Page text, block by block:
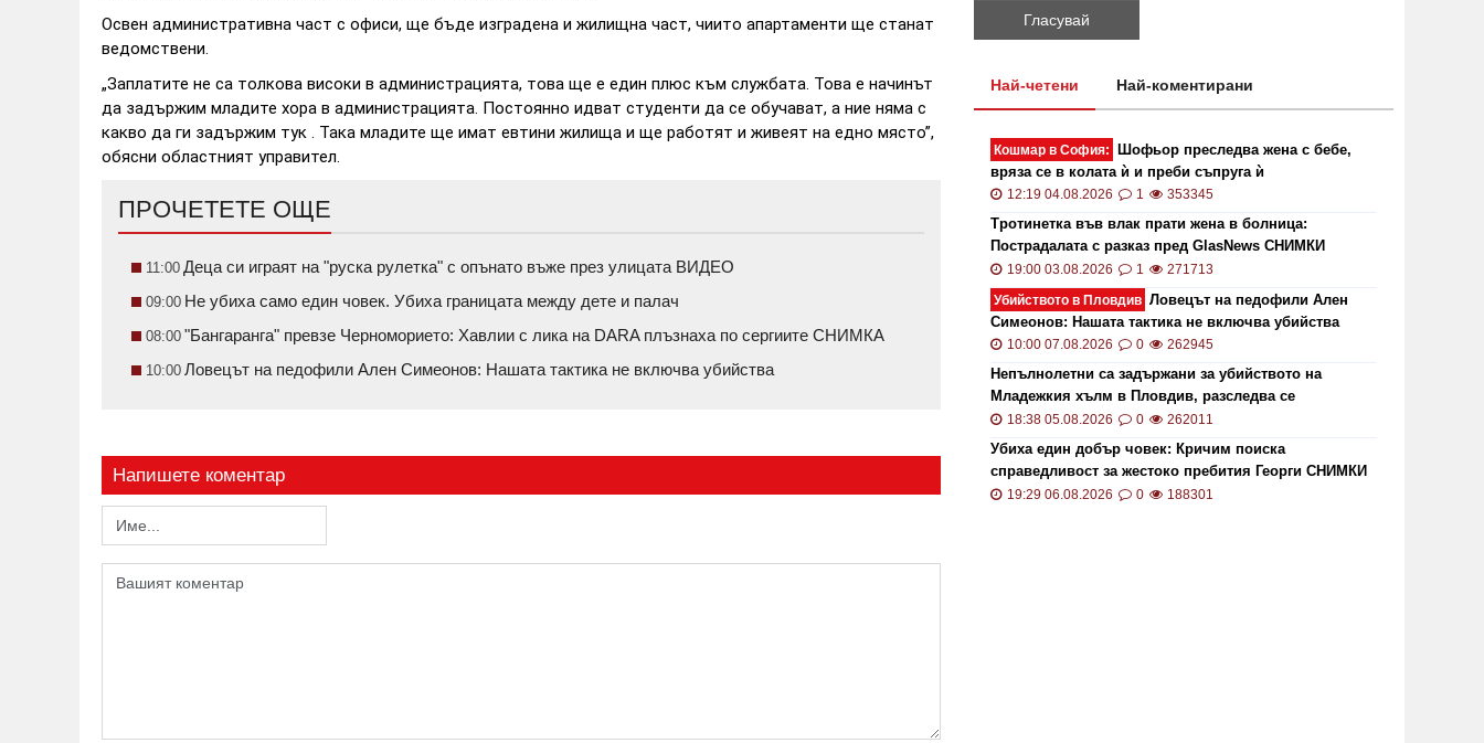
Освен административна част с офиси, ще бъде изградена и жилищна част, чиито апартаменти ще станат
ведомствени.
„Заплатите не са толкова високи в администрацията, това ще е един плюс към службата. Това е начинът
да задържим младите хора в администрацията. Постоянно идват студенти да се обучават, а ние няма с
какво да ги задържим тук . Така младите ще имат евтини жилища и ще работят и живеят на едно място”,
обясни областният управител.
ПРОЧЕТЕТЕ ОЩЕ
11:00 Деца си играят на "руска рулетка" с опънато въже през улицата ВИДЕО
09:00 Не убиха само един човек. Убиха границата между дете и палач
08:00 "Бангаранга" превзе Черноморието: Хавлии с лика на DARA плъзнаха по сергиите СНИМКА
10:00 Ловецът на педофили Ален Симеонов: Нашата тактика не включва убийства
Напишете коментар
Най-четени Най-коментирани
Кошмар в София:
Шофьор преследва жена с бебе,
вряза се в колата ѝ и преби съпруга ѝ
12:19 04.08.2026 1 353345
Тротинетка във влак прати жена в болница:
Пострадалата с разказ пред GlasNews СНИМКИ
19:00 03.08.2026 1
271713
Убийството в Пловдив Ловецът на педофили Ален
Симеонов: Нашата тактика не включва убийства
10:00 07.08.2026 0 262945
Непълнолетни са задържани за убийството на
Младежкия хълм в Пловдив, разследва се
хомофобски мотив
18:38 05.08.2026 0 262011
Убиха един добър човек: Кричим поиска
справедливост за жестоко пребития Георги СНИМКИ
и ВИДЕО
19:29 06.08.2026 0 188301